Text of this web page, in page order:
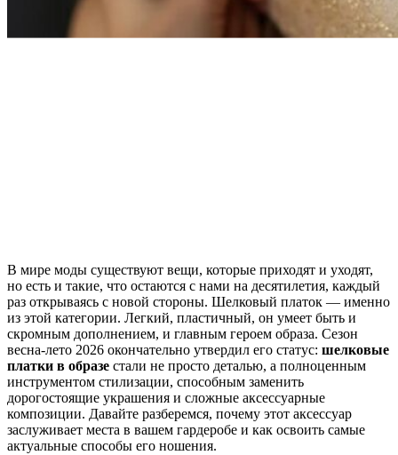
В мире моды существуют вещи, которые приходят и уходят,
но есть и такие, что остаются с нами на десятилетия, каждый
раз открываясь с новой стороны. Шелковый платок — именно
из этой категории. Легкий, пластичный, он умеет быть и
скромным дополнением, и главным героем образа. Сезон
весна-лето 2026 окончательно утвердил его статус: шелковые
платки в образе стали не просто деталью, а полноценным
инструментом стилизации, способным заменить
дорогостоящие украшения и сложные аксессуарные
композиции. Давайте разберемся, почему этот аксессуар
заслуживает места в вашем гардеробе и как освоить самые
актуальные способы его ношения.